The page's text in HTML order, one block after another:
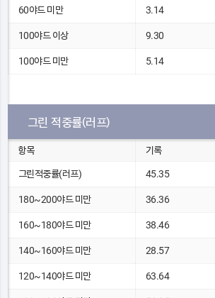
60야드 미만 3.14
100야드 이상 9.30
100야드 미만 5.14
그린 적중률(러프)
항목 기록
그린적중률(러프) 45.35
180~200야드 미만 36.36
160~180야드 미만 38.46
140~160야드 미만 28.57
120~140야드 미만 63.64